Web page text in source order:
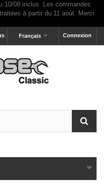
Connexion
Français